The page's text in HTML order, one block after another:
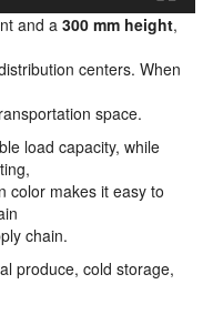
and a 300 mm height,
centers. When
space.
load capacity, while
color makes it easy to
chain.
produce, cold storage,